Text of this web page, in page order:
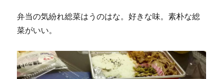
弁当の気紛れ総菜はうのはな。好きな味。素朴な総
菜がいい。